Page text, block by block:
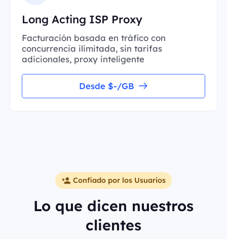
Long Acting ISP Proxy
Facturación basada en tráfico con
concurrencia ilimitada, sin tarifas
adicionales, proxy inteligente
Desde $-/GB
Confiado por los Usuarios
Lo que dicen nuestros
clientes